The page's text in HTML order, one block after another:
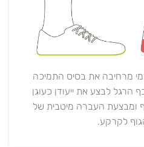
מרחיבה את בסיס התמיכה
הרגל לבצע את ייעודן כעוגן
ומבצעת העברה מיטבית של
לקרקע.